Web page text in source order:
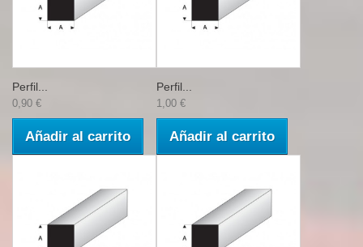
Perfil...
0,90 €
Añadir al carrito
Perfil...
1,00 €
Añadir al carrito